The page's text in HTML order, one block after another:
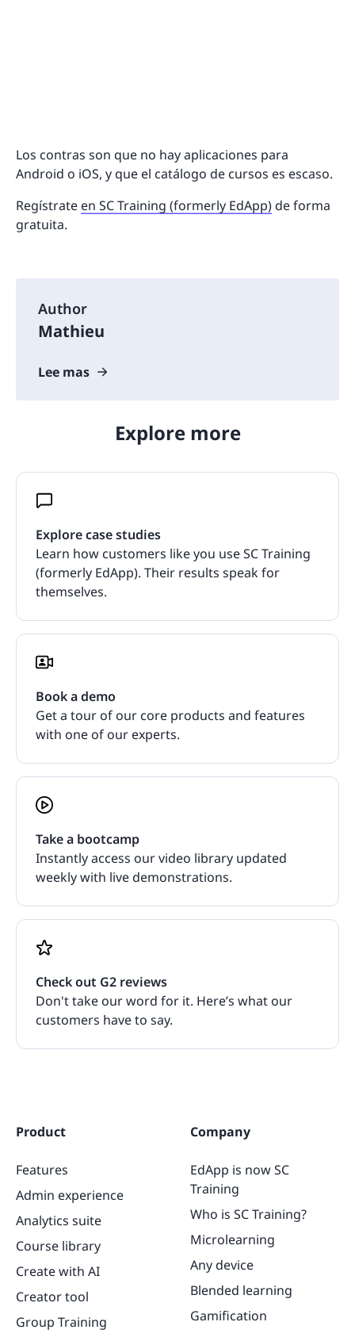
Los contras son que no hay aplicaciones para
Android o iOS, y que el catálogo de cursos es escaso.
Regístrate en SC Training (formerly EdApp)de forma
gratuita.
Author
Mathieu
Lee mas
Explore more
Explore case studies
Learn how customers like you use SC Training
(formerly EdApp). Their results speak for
themselves.
Book a demo
Get a tour of our core products and features
with one of our experts.
Take a bootcamp
Instantly access our video library updated
weekly with live demonstrations.
Check out G2 reviews
Don't take our word for it. Here’s what our
customers have to say.
Product
Features
Admin experience
Analytics suite
Course library
Create with AI
Creator tool
Group Training
Company
EdApp is now SC
Training
Who is SC Training?
Microlearning
Any device
Blended learning
Gamification